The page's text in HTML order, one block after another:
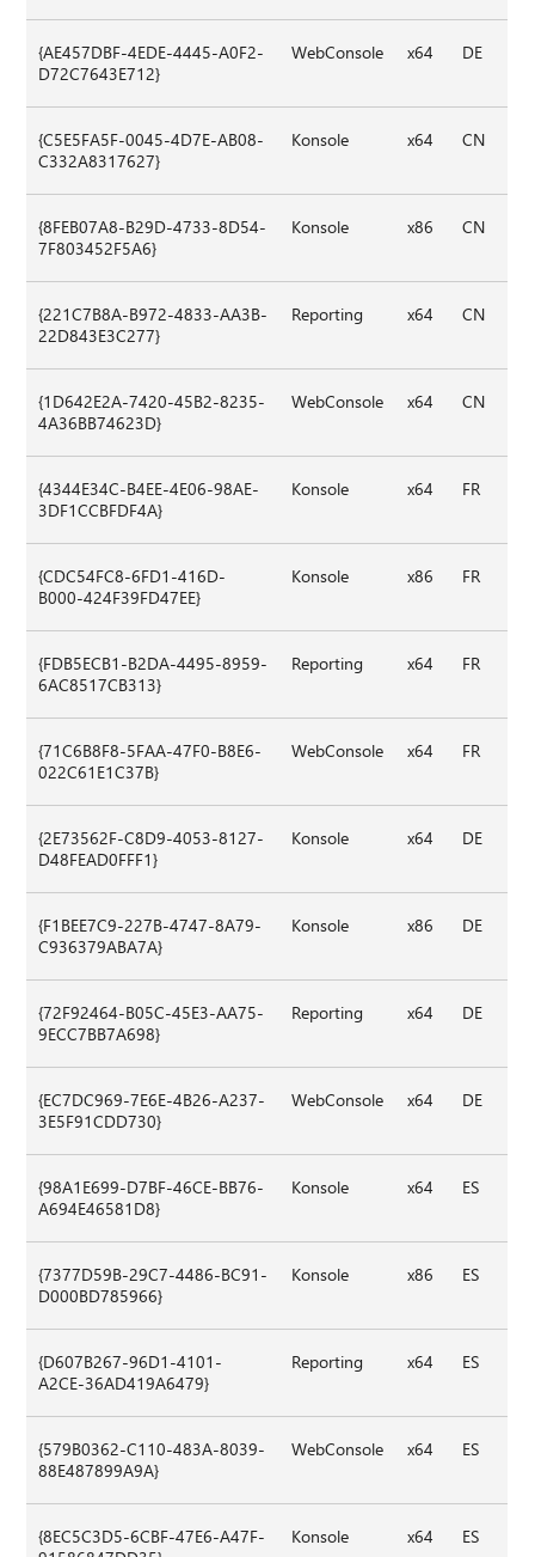
{AE457DBF-4EDE-4445-A0F2-
D72C7643E712}
WebConsole x64 DE
{C5E5FA5F-0045-4D7E-AB08-
C332A8317627}
Konsole x64 CN
{8FEB07A8-B29D-4733-8D54-
7F803452F5A6}
Konsole x86 CN
{221C7B8A-B972-4833-AA3B-
22D843E3C277}
Reporting x64 CN
{1D642E2A-7420-45B2-8235-
4A36BB74623D}
WebConsole x64 CN
{4344E34C-B4EE-4E06-98AE-
3DF1CCBFDF4A}
Konsole x64 FR
{CDC54FC8-6FD1-416D-
B000-424F39FD47EE}
Konsole x86 FR
{FDB5ECB1-B2DA-4495-8959-
6AC8517CB313}
Reporting x64 FR
{71C6B8F8-5FAA-47F0-B8E6-
022C61E1C37B}
WebConsole x64 FR
{2E73562F-C8D9-4053-8127-
D48FEAD0FFF1}
Konsole x64 DE
{F1BEE7C9-227B-4747-8A79-
C936379ABA7A}
Konsole x86 DE
{72F92464-B05C-45E3-AA75-
9ECC7BB7A698}
Reporting x64 DE
{EC7DC969-7E6E-4B26-A237-
3E5F91CDD730}
WebConsole x64 DE
{98A1E699-D7BF-46CE-BB76-
A694E46581D8}
Konsole x64 ES
{7377D59B-29C7-4486-BC91-
D000BD785966}
Konsole x86 ES
{D607B267-96D1-4101-
A2CE-36AD419A6479}
Reporting x64 ES
{579B0362-C110-483A-8039-
88E487899A9A}
WebConsole x64 ES
{8EC5C3D5-6CBF-47E6-A47F-
Konsole x64 ES